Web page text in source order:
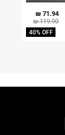
71.94 ₪
119.90 ₪
40% OFF